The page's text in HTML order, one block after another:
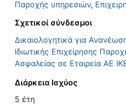
Παροχής υπηρεσιών,
Σχετικοί σύνδεσμοι
Δικαιολογητικά για
Ιδιωτικής Επιχείρησης
Ασφαλείας σε Εταιρεία ΑΕ
Διάρκεια Ισχύος
5 έτη